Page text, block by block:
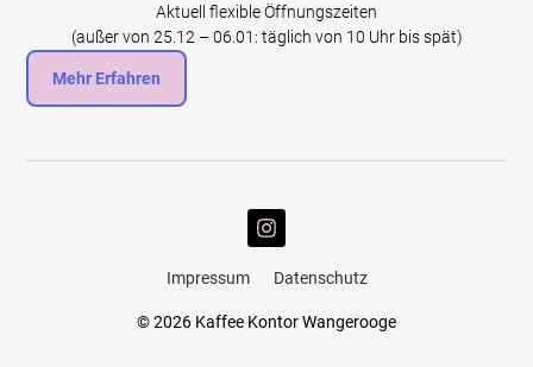
Aktuell flexible Öffnungszeiten
(außer von 25.12 – 06.01: täglich von 10 Uhr bis spät)
Mehr Erfahren
© 2026 Kaffee Kontor Wangerooge
Impressum Datenschutz